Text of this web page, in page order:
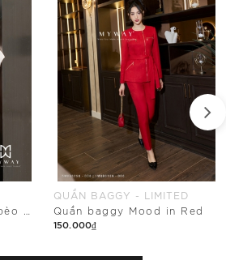
CHÂN VÁY ÔM - LIMITED
199.000₫